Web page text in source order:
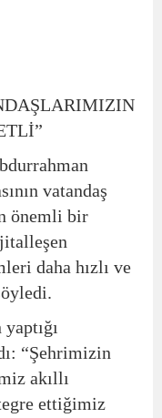
vatandaş
önemli bir
daha hızlı ve
“Şehrimizin
akıllı
ettiğimiz